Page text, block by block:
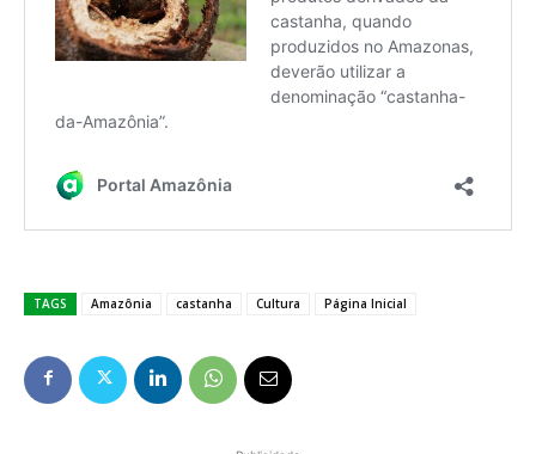
TAGS Amazônia castanha Cultura Página Inicial